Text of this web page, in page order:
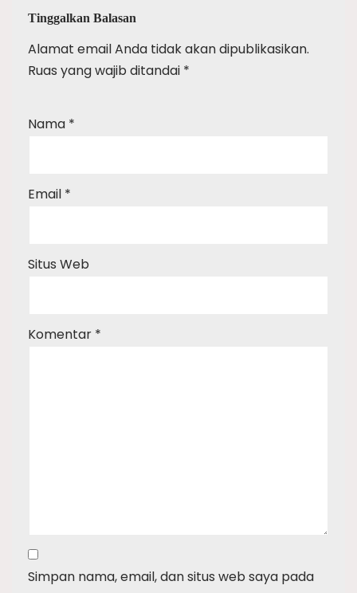
Tinggalkan Balasan
Alamat email Anda tidak akan dipublikasikan.
Ruas yang wajib ditandai *
Nama *
Email *
Situs Web
Komentar *
Simpan nama, email, dan situs web saya pada